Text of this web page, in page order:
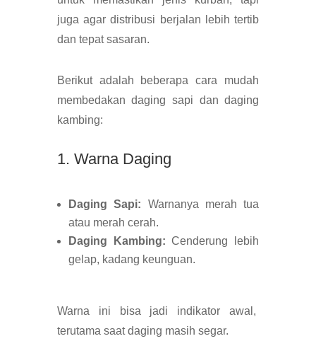
juga agar distribusi berjalan lebih tertib
dan tepat sasaran.
Berikut adalah beberapa cara mudah
membedakan daging sapi dan daging
kambing:
1. Warna Daging
Daging Sapi: Warnanya merah tua
atau merah cerah.
Daging Kambing: Cenderung lebih
gelap, kadang keunguan.
Warna ini bisa jadi indikator awal,
terutama saat daging masih segar.